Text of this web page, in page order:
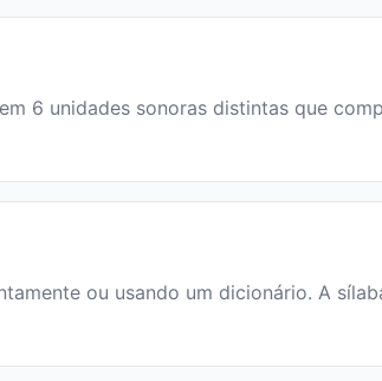
6 unidades sonoras distintas que
ou usando um dicionário. A